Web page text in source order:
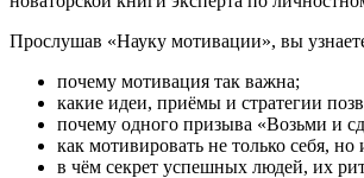
Прослушав «Науку мотивации», вы
почему мотивация так важна;
какие идеи, приёмы и стратегии
почему одного призыва «Возьми и
как мотивировать не только себя, но
в чём секрет успешных людей, их